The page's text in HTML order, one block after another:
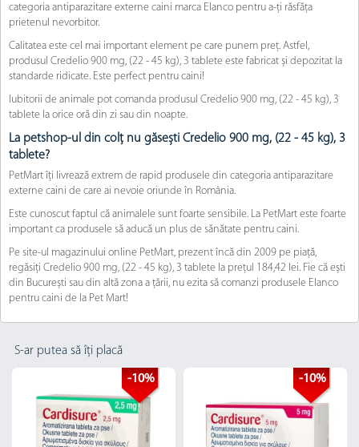
categoria antiparazitare externe caini marca Elanco pentru a-ți răsfăța
prietenul nevorbitor.
Calitatea este cel mai important element pe care punem preț. Astfel,
produsul Credelio 900 mg, (22 - 45 kg), 3 tablete este fabricat și depozitat la
standarde ridicate. Este perfect pentru caini!
Iubitorii de animale pot comanda produsul Credelio 900 mg, (22 - 45 kg), 3
tablete la orice oră din zi sau din noapte.
La petshop-ul din colț nu găsești Credelio 900 mg, (22 - 45 kg), 3
tablete?
PetMart îți livrează extrem de rapid produsele din categoria antiparazitare
externe caini de care ai nevoie oriunde în România.
Este cunoscut faptul că animalele sunt foarte sensibile. La PetMart este foarte
important ca produsele să aducă un plus de sănătate pentru caini.
Pe site-ul magazinului online PetMart, prezent încă din 2009 pe piață,
regăsiți Credelio 900 mg, (22 - 45 kg), 3 tablete la prețul 184,42 lei. Fie că ești
din București sau din altă zona a țării, nu ezita să comanzi produsele Elanco
pentru caini de la Pet Mart!
S-ar putea să îți placă
-10% -10%